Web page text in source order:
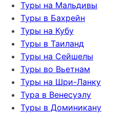
Туры на Мальдивы
Туры в Бахрейн
Туры на Кубу
Туры в Таиланд
Туры на Сейшелы
Туры во Вьетнам
Туры на Шри-Ланку
Тура в Венесуэлу
Туры в Доминикану